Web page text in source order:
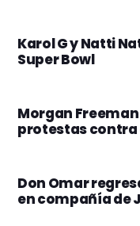
Karol G y Natti
Super Bowl
Morgan
protestas contra
Don Omar
en compañía de